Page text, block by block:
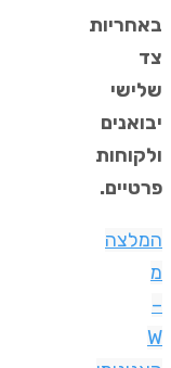
באחריות
צד
שלישי
יבואנים
ולקוחות
פרטיים.
המלצה
מ
–
W